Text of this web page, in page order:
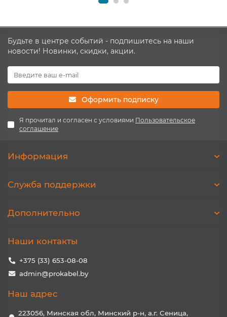
Будьте в центре событий - подпишитесь на наши
новости! Новинки, скидки, акции.
Оформить подписку
Я прочитал и согласен с условиями Пользовательское
соглашение
Информация
Служба поддержки
Дополнительно
Наши контакты
+375 (33) 653-08-08
admin@prokabel.by
Наш адрес
223056, Минская обл, Минский р-н, а.г. Сеница,